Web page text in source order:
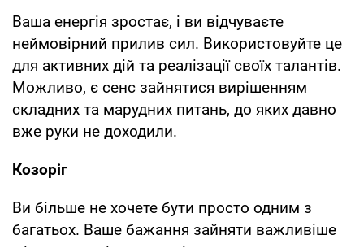
Ваша енергія зростає, і ви відчуваєте
неймовірний прилив сил. Використовуйте це
для активних дій та реалізації своїх талантів.
Можливо, є сенс зайнятися вирішенням
складних та марудних питань, до яких давно
вже руки не доходили.
Козоріг
Ви більше не хочете бути просто одним з
багатьох. Ваше бажання зайняти важливіше